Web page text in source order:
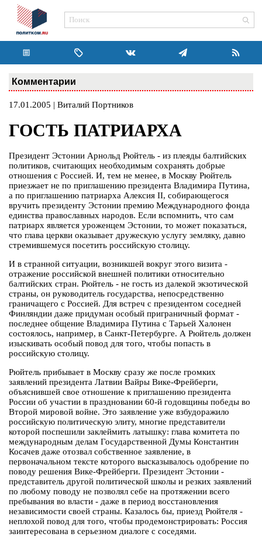
Комментарии
17.01.2005 | Виталий Портников
ГОСТЬ ПАТРИАРХА
Президент Эстонии Арнольд Рюйтель - из плеяды балтийских
политиков, считающих необходимым сохранять добрые
отношения с Россией. И, тем не менее, в Москву Рюйтель
приезжает не по приглашению президента Владимира Путина,
а по приглашению патриарха Алексия ІІ, собирающегося
вручить президенту Эстонии премию Международного фонда
единства православных народов. Если вспомнить, что сам
патриарх является уроженцем Эстонии, то может показаться,
что глава церкви оказывает дружескую услугу земляку, давно
стремившемуся посетить российскую столицу.
И в странной ситуации, возникшей вокруг этого визита -
отражение российской внешней политики относительно
балтийских стран. Рюйтель - не гость из далекой экзотической
страны, он руководитель государства, непосредственно
граничащего с Россией. Для встреч с президентом соседней
Финляндии даже придуман особый приграничный формат -
последнее общение Владимира Путина с Тарьей Халонен
состоялось, например, в Санкт-Петербурге. А Рюйтель должен
изыскивать особый повод для того, чтобы попасть в
российскую столицу.
Рюйтель прибывает в Москву сразу же после громких
заявлений президента Латвии Вайры Вике-Фрейберги,
объяснившей свое отношение к приглашению президента
России об участии в праздновании 60-й годовщины победы во
Второй мировой войне. Это заявление уже взбудоражило
российскую политическую элиту, многие представители
которой поспешили заклеймить латышку: глава комитета по
международным делам Государственной Думы Константин
Косачев даже отозвал собственное заявление, в
первоначальном тексте которого высказывалось одобрение по
поводу решения Вике-Фрейберги. Президент Эстонии -
представитель другой политической школы и резких заявлений
по любому поводу не позволял себе на протяжении всего
пребывания во власти - даже в период восстановления
независимости своей страны. Казалось бы, приезд Рюйтеля -
неплохой повод для того, чтобы продемонстрировать: Россия
заинтересована в серьезном диалоге с соседями.